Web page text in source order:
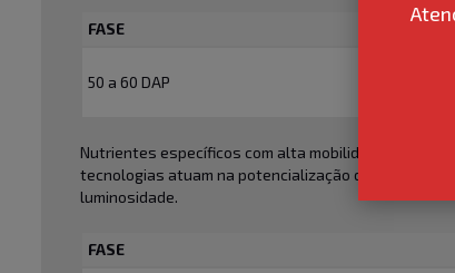
FASE
50 a 60 DAP
Nutrientes específicos com alta mobilidade que
tecnologias atuam na potencialização da
luminosidade.
FASE